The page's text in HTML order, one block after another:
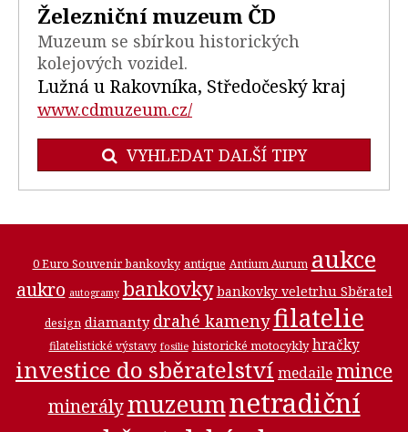
Železniční muzeum ČD
Muzeum se sbírkou historických
kolejových vozidel.
Lužná u Rakovníka, Středočeský kraj
www.cdmuzeum.cz/
VYHLEDAT DALŠÍ TIPY
0 Euro Souvenir bankovky antique Antium Aurum aukce
aukro autogramy bankovky bankovky veletrhu Sběratel
design diamanty drahé kamenyfilatelie
filatelistické výstavy fosilie historické motocykly hračky
investice do sběratelství medaile mince
minerálymuzeumnetradiční